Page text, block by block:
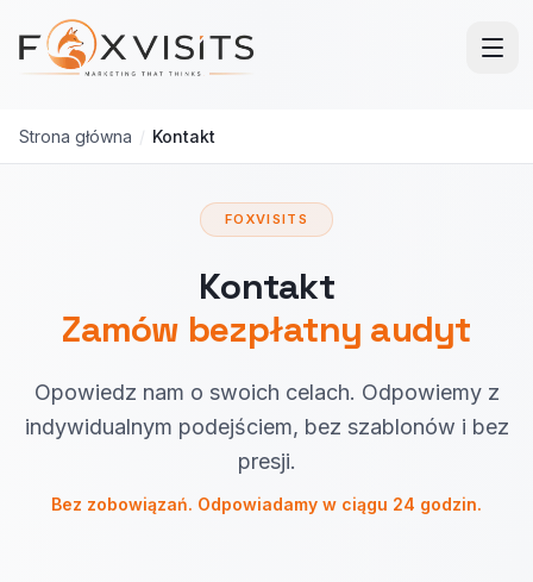
Przejdź do treści głównej
Strona główna / Kontakt
FOXVISITS
Kontakt
Zamów bezpłatny audyt
Opowiedz nam o swoich celach. Odpowiemy z
indywidualnym podejściem, bez szablonów i bez
presji.
Bez zobowiązań. Odpowiadamy w ciągu 24 godzin.